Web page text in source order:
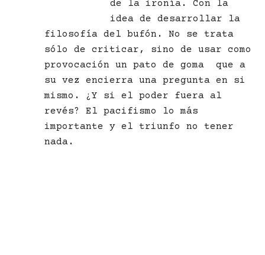
de la ironía. Con la
idea de desarrollar la
filosofía del bufón. No se trata
sólo de criticar, sino de usar como
provocación un pato de goma que a
su vez encierra una pregunta en si
mismo. ¿Y si el poder fuera al
revés? El pacifismo lo más
importante y el triunfo no tener
nada.